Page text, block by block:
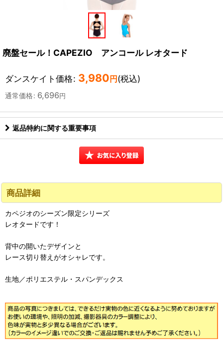
廃盤セール！CAPEZIO アンコール レオタード
ダンスケイト価格: 3,980 円 (税込)
通常価格: 6,696 円
返品特約に関する重要事項
商品詳細
カペジオのシーズン限定シリーズ
レオタードです！
背中の開いたデザインと
レース切り替えがオシャレです。
生地／ポリエステル・スパンデックス